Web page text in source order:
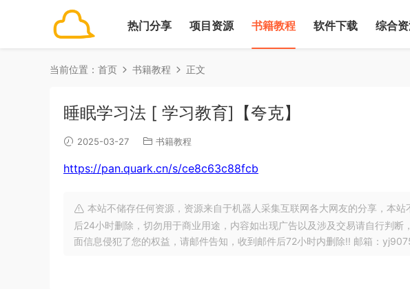
热门分享 项目资源 书籍教程 软件下载 综合
当前位置： 首页 书籍教程 正文
睡眠学习法 [ 学习教育]【夸克】
2025-03-27 书籍教程
https://pan.quark.cn/s/ce8c63c88fcb
本站不储存任何资源，资源来自于机器人采集互联网各大网友的分享，本
后24小时删除，切勿用于商业用途，内容如出现广告以及涉及交易请自行判
面信息侵犯了您的权益，请邮件告知，收到邮件后72小时内删除!! 邮箱：